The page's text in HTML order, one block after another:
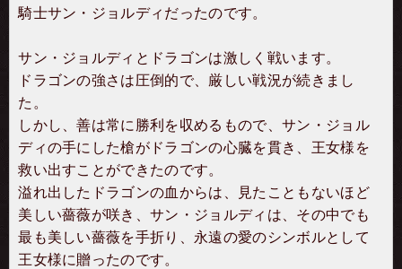
騎士サン・ジョルディだったのです。
サン・ジョルディとドラゴンは激しく戦います。
ドラゴンの強さは圧倒的で、厳しい戦況が続きまし
た。
しかし、善は常に勝利を収めるもので、サン・ジョル
ディの手にした槍がドラゴンの心臓を貫き、王女様を
救い出すことができたのです。
溢れ出したドラゴンの血からは、見たこともないほど
美しい薔薇が咲き、サン・ジョルディは、その中でも
最も美しい薔薇を手折り、永遠の愛のシンボルとして
王女様に贈ったのです。